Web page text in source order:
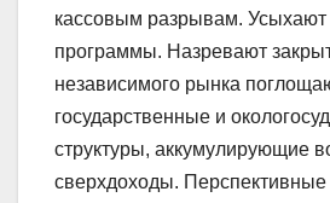
кассовым разрывам.
программы. Назревают
независимого рынка
государственные и
структуры, аккумулирующие
сверхдоходы. Перспективные